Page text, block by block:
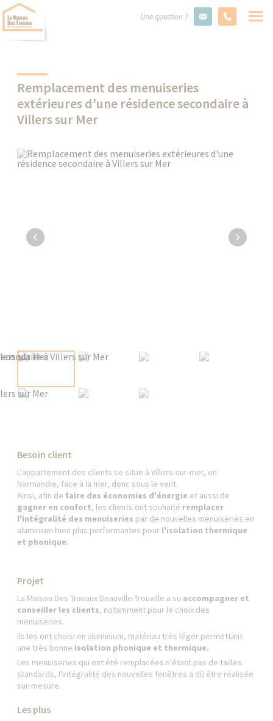
Une question ?
Remplacement des menuiseries
extérieures d'une résidence secondaire à
Villers sur Mer
Besoin client
L'appartement des clients se situe à Villers-sur-mer, en
Normandie, face à la mer, donc sous le vent.
Ainsi, afin de faire des économies d'énergie et aussi de
gagner en confort, les clients ont souhaité remplacer
l'intégralité des menuiseries par de nouvelles menuiseries en
aluminium bien plus performantes pour l'isolation thermique
et phonique.
Projet
La Maison Des Travaux Deauville-Trouville a su accompagner et
conseiller les clients, notamment pour le choix des
menuiseries.
Ils les ont choisi en aluminium, matériau très léger permettant
une très bonne isolation phonique et thermique.
Les menuiseries qui ont été remplacées n'étant pas de tailles
standards, l'intégralité des nouvelles fenêtres a dû être réalisée
sur-mesure.
Les plus